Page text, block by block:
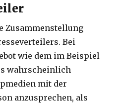
Zusammenstellung
Bei
wie dem im Beispiel
wahrscheinlich
mit der
anzusprechen, als